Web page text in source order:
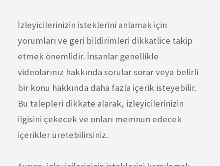
İzleyicilerinizin isteklerini anlamak için
yorumları ve geri bildirimleri dikkatlice takip
etmek önemlidir. İnsanlar genellikle
videolarınız hakkında sorular sorar veya belirli
bir konu hakkında daha fazla içerik isteyebilir.
Bu talepleri dikkate alarak, izleyicilerinizin
ilgisini çekecek ve onları memnun edecek
içerikler üretebilirsiniz.